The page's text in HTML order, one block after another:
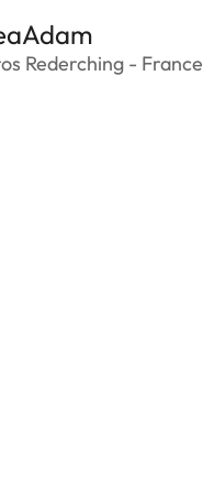
Rederching - France